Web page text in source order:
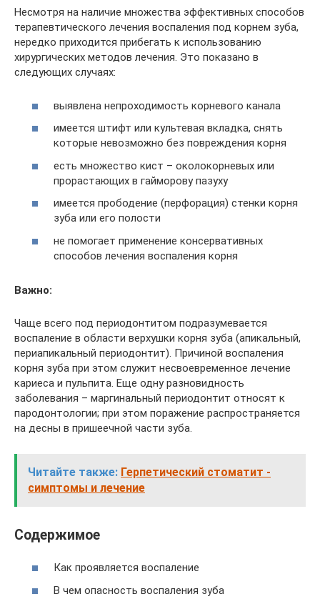
Несмотря на наличие множества эффективных способов
терапевтического лечения воспаления под корнем зуба,
нередко приходится прибегать к использованию
хирургических методов лечения. Это показано в
следующих случаях:
выявлена непроходимость корневого канала
имеется штифт или культевая вкладка, снять
которые невозможно без повреждения корня
есть множество кист – околокорневых или
прорастающих в гайморову пазуху
имеется прободение (перфорация) стенки корня
зуба или его полости
не помогает применение консервативных
способов лечения воспаления корня
Важно:
Чаще всего под периодонтитом подразумевается
воспаление в области верхушки корня зуба (апикальный,
периапикальный периодонтит). Причиной воспаления
корня зуба при этом служит несвоевременное лечение
кариеса и пульпита. Еще одну разновидность
заболевания – маргинальный периодонтит относят к
пародонтологии; при этом поражение распространяется
на десны в пришеечной части зуба.
Читайте также: Герпетический стоматит -
симптомы и лечение
Содержимое
Как проявляется воспаление
В чем опасность воспаления зуба